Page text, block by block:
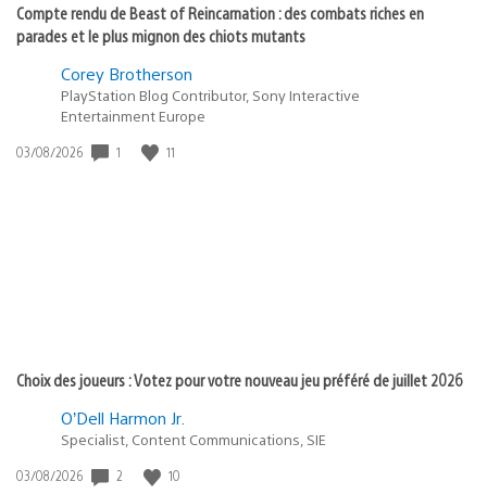
Compte rendu de Beast of Reincarnation : des combats riches en
parades et le plus mignon des chiots mutants
Corey Brotherson
PlayStation Blog Contributor, Sony Interactive
Entertainment Europe
Date
03/08/2026 1 11
Choix des joueurs : Votez pour votre nouveau jeu préféré de juillet 2026
O’Dell Harmon Jr.
Specialist, Content Communications, SIE
Date
03/08/2026 2 10